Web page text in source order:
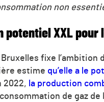
non
potentiel XXL pour
fixe l’ambition
estime qu’elle a le
2022, la production
consommation de gaz de